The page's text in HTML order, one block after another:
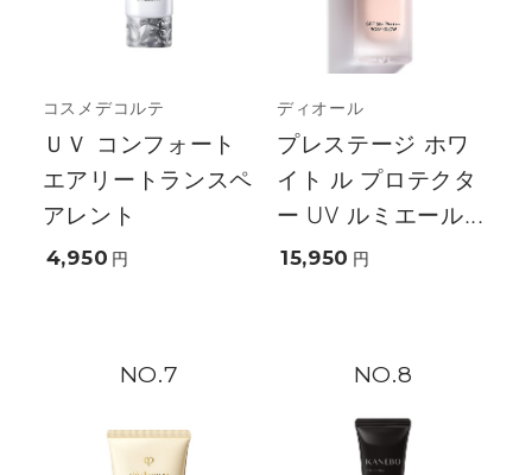
コスメデコルテ
ＵＶ コンフォート
エアリートランスペ
アレント
4,950 円
ディオール
プレステージ ホワ
イト ル プロテクタ
ー UV ルミエール...
15,950 円
7 8